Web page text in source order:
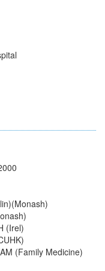
(Irel)
(Family Medicine)